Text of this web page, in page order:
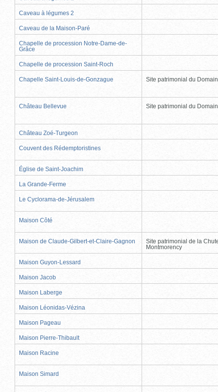
Caveau à légumes 2
Caveau de la Maison-Paré
Chapelle de procession Notre-Dame-de-
Grâce
Chapelle de procession Saint-Roch
Chapelle Saint-Louis-de-Gonzague Site patrimonial du
Château Bellevue Site patrimonial du
Château Zoé-Turgeon
Couvent des Rédemptoristines
Église de Saint-Joachim
La Grande-Ferme
Le Cyclorama-de-Jérusalem
Maison Côté
Maison de Claude-Gilbert-et-Claire-Gagnon
Site patrimonial de la
Montmorency
Maison Guyon-Lessard
Maison Jacob
Maison Laberge
Maison Léonidas-Vézina
Maison Pageau
Maison Pierre-Thibault
Maison Racine
Maison Simard